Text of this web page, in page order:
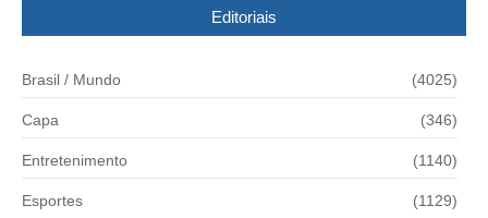
Editoriais
Brasil / Mundo (4025)
Capa (346)
Entretenimento (1140)
Esportes (1129)